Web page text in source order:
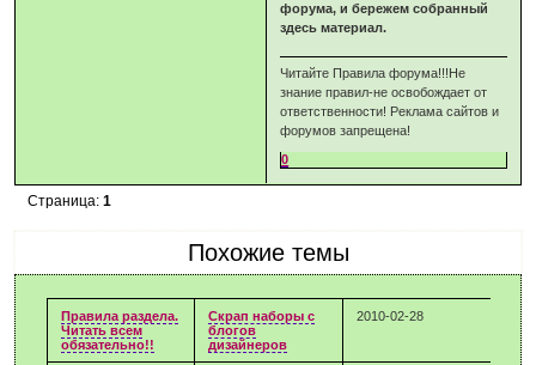
форума, и бережем собранный
здесь материал.
Читайте Правила форума!!!Не
знание правил-не освобождает от
ответственности! Реклама сайтов и
форумов запрещена!
0
Страница:1
Похожие темы
Правила раздела.
Читать всем
обязательно!!
Скрап наборы с
блогов
дизайнеров
2010-02-28